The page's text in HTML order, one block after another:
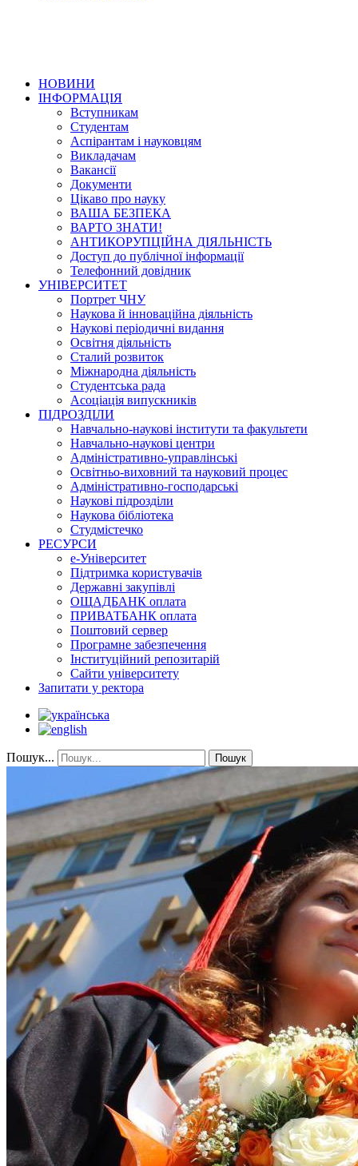
НОВИНИ
ІНФОРМАЦІЯ
Вступникам
Студентам
Аспірантам і науковцям
Викладачам
Вакансії
Документи
Цікаво про науку
ВАША БЕЗПЕКА
ВАРТО ЗНАТИ!
АНТИКОРУПЦІЙНА ДІЯЛЬНІСТЬ
Доступ до публічної інформації
Телефонний довідник
УНІВЕРСИТЕТ
Портрет ЧНУ
Наукова й інноваційна діяльність
Наукові періодичні видання
Освітня діяльність
Сталий розвиток
Міжнародна діяльність
Студентська рада
Асоціація випускників
ПІДРОЗДІЛИ
Навчально-наукові інститути та факультети
Навчально-наукові центри
Адміністративно-управлінські
Освітньо-виховний та науковий процес
Адміністративно-господарські
Наукові підрозділи
Наукова бібліотека
Студмістечко
РЕСУРСИ
е-Університет
Підтримка користувачів
Державні закупівлі
ОЩАДБАНК оплата
ПРИВАТБАНК оплата
Поштовий сервер
Програмне забезпечення
Інституційний репозитарій
Сайти університету
Запитати у ректора
Пошук... Пошук